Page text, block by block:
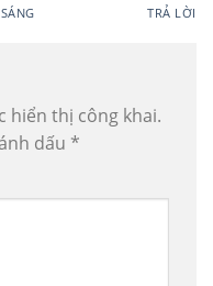
TRẢ LỜI
hiển thị công khai.
dấu *